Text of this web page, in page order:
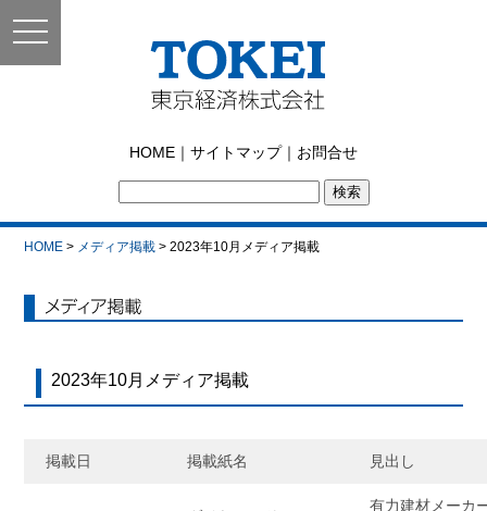
TOKEI
HOME ｜ サイトマップ｜ お問合せ
HOME > メディア掲載 > 2023年10月メディア掲載
toggle
navigation
2023年10月メディア掲載
掲載日 掲載紙名 見出し
有力建材メーカ